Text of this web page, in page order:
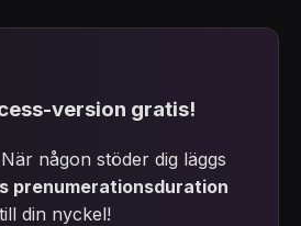
version gratis!
någon stöder dig läggs
prenumerationsduration
till din nyckel!